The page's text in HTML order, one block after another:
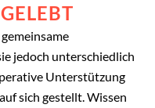
jedoch unterschiedlich
Unterstützung
sich gestellt. Wissen